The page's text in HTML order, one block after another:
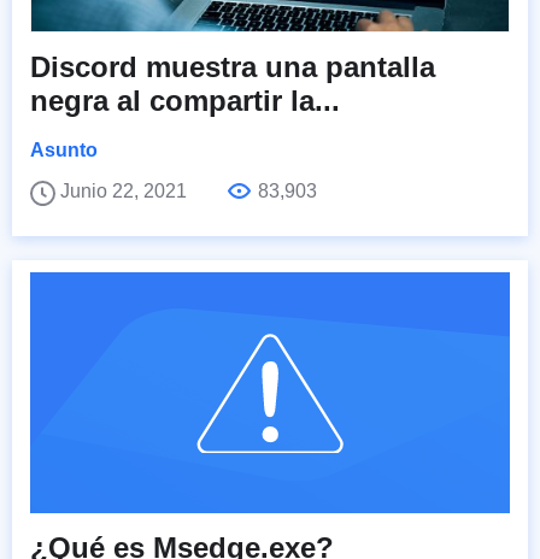
Discord muestra una pantalla
negra al compartir la...
Asunto
Junio 22, 2021
83,903
¿Qué es Msedge.exe?